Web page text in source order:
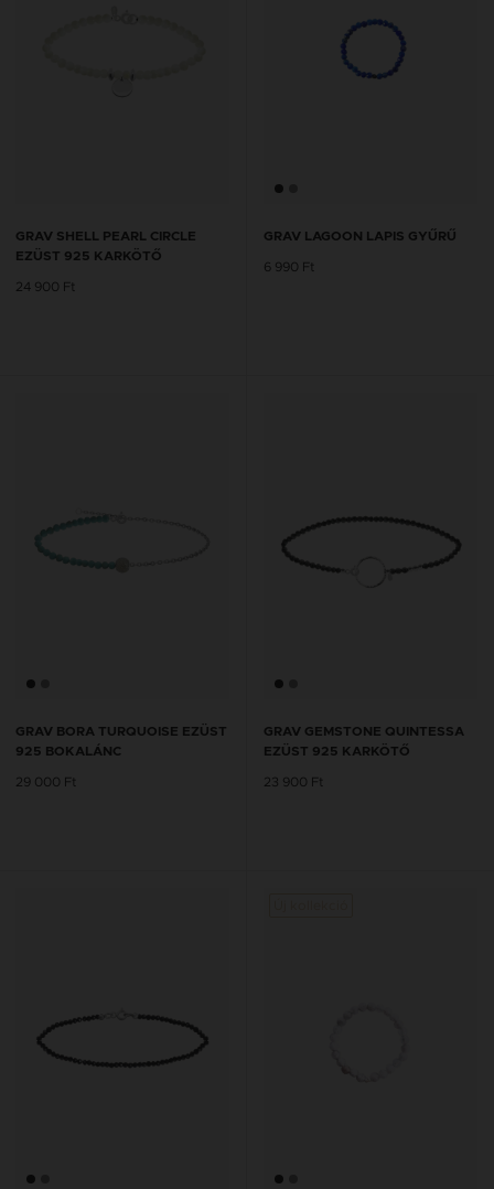
GRAV SHELL PEARL CIRCLE
EZÜST 925 KARKÖTŐ
24 900 Ft
GRAV LAGOON LAPIS GYŰRŰ
6 990 Ft
GRAV BORA TURQUOISE EZÜST
925 BOKALÁNC
29 000 Ft
GRAV GEMSTONE QUINTESSA
EZÜST 925 KARKÖTŐ
23 900 Ft